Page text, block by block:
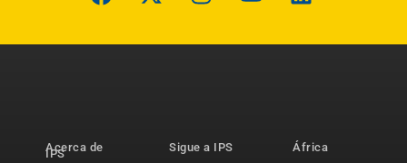
Acerca de
IPS
Sigue a IPS
África